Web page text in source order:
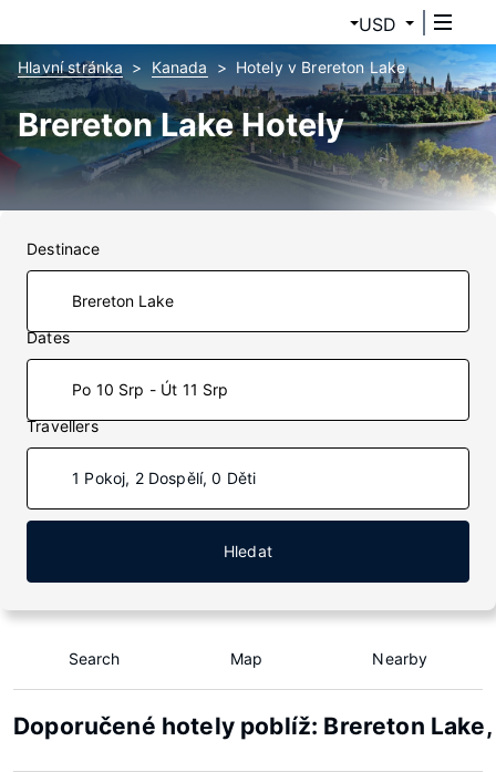
USD
Hlavní stránka Kanada Hotely v Brereton Lake
Brereton Lake Hotely
Destinace
Dates
Po 10 Srp - Út 11 Srp
Travellers
1 Pokoj, 2 Dospělí, 0 Děti
Hledat
Search Map Nearby
Doporučené hotely poblíž: Brereton